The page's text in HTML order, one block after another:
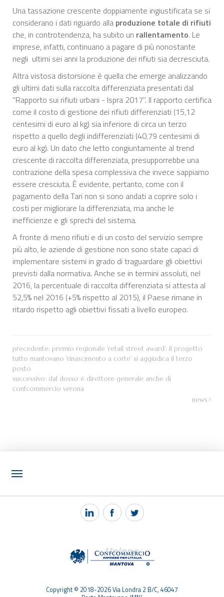
Una tassazione crescente doppiamente ingiustificata se si
considerano i dati riguardo alla produzione totale di rifiuti
che, in controtendenza, ha subito un rallentamento. Le
imprese, infatti, continuano a pagare di più nonostante
negli ultimi sei anni la produzione dei rifiuti sia decresciuta.
Altra vistosa distorsione è quella che emerge analizzando
gli ultimi dati sulla raccolta differenziata presentati dal
"Rapporto sui rifiuti urbani - Ispra 2017". Il rapporto certifica
come il costo di gestione dei rifiuti differenziati (15,12
centesimi di euro al kg) sia inferiore di circa un terzo
rispetto a quello degli indifferenziati (40,79 centesimi di
euro al kg). Un dato che letto congiuntamente al trend
crescente di raccolta differenziata, presupporrebbe una
contrazione della spesa complessiva che invece sappiamo
essere cresciuta. È evidente, pertanto, come con il
pagamento della Tari non si sono andati a coprire solo i
costi per migliorare la differenziata, ma anche le
inefficienze e gli sprechi del sistema.
A fronte di meno rifiuti e di un costo del servizio sempre
più alto, le aziende di gestione non sono state capaci di
implementare sistemi in grado di traguardare gli obiettivi
previsti dalla normativa. Anche se in termini assoluti, nel
2016, la percentuale di raccolta differenziata si attesta al
52,5% nel 2016 (+5% rispetto al 2015), il Paese rimane in
ritardo rispetto agli obiettivi fissati a livello europeo.
precedente: premio regionale 'retail street award': il progetto
tutto mantovano 'rinascimento a corte' si aggiudica il terzo
posto
successivo: dal dosso è direttore generale anche di
confcommercio verona
news
NOTIZIE
PEC MANTOVA MAIL
Copyright © 2018-2026 Via Londra 2 B/C, 46047